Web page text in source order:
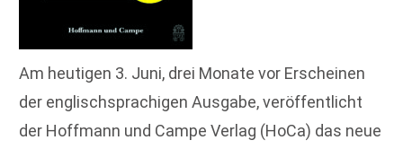
Am heutigen 3. Juni, drei Monate vor Erscheinen
der englischsprachigen Ausgabe, veröffentlicht
der Hoffmann und Campe Verlag (HoCa) das neue